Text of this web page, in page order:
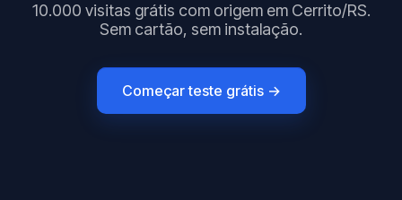
10.000 visitas grátis com origem em Cerrito/RS.
Sem cartão, sem instalação.
Começar teste grátis →